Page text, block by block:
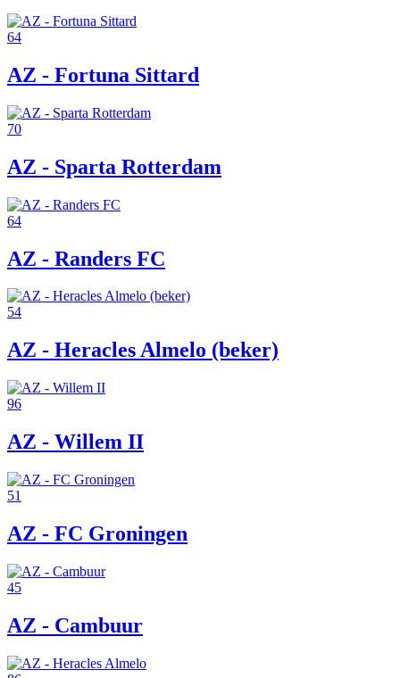
64
AZ - Fortuna Sittard
70
AZ - Sparta Rotterdam
64
AZ - Randers FC
54
AZ - Heracles Almelo (beker)
96
AZ - Willem II
51
AZ - FC Groningen
45
AZ - Cambuur